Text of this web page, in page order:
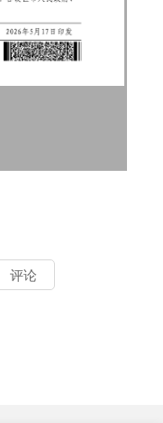
评论